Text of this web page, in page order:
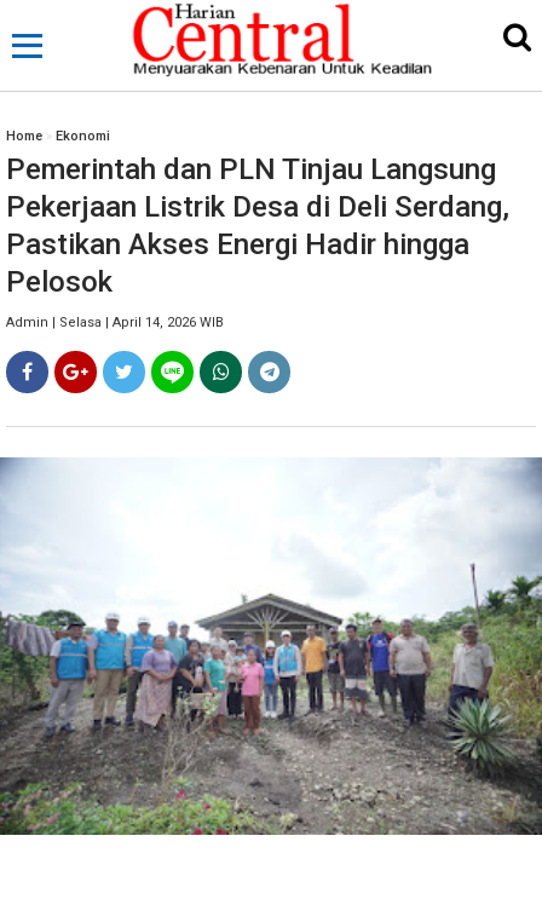
Home » Ekonomi
Pemerintah dan PLN Tinjau Langsung
Pekerjaan Listrik Desa di Deli Serdang,
Pastikan Akses Energi Hadir hingga
Pelosok
Admin | Selasa | April 14, 2026 WIB